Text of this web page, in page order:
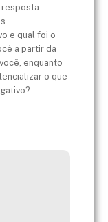
resposta
e qual foi o
a partir da
enquanto
o que